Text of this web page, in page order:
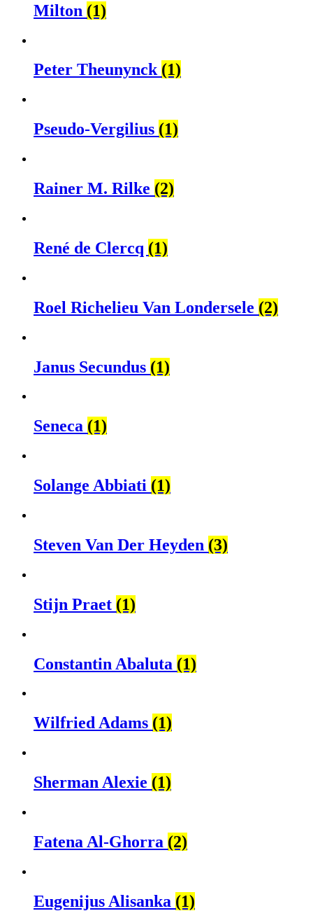
Milton (1)
Peter Theunynck (1)
Pseudo-Vergilius (1)
Rainer M. Rilke (2)
René de Clercq (1)
Roel Richelieu Van Londersele (2)
Janus Secundus (1)
Seneca (1)
Solange Abbiati (1)
Steven Van Der Heyden (3)
Stijn Praet (1)
Constantin Abaluta (1)
Wilfried Adams (1)
Sherman Alexie (1)
Fatena Al-Ghorra (2)
Eugenijus Alisanka (1)